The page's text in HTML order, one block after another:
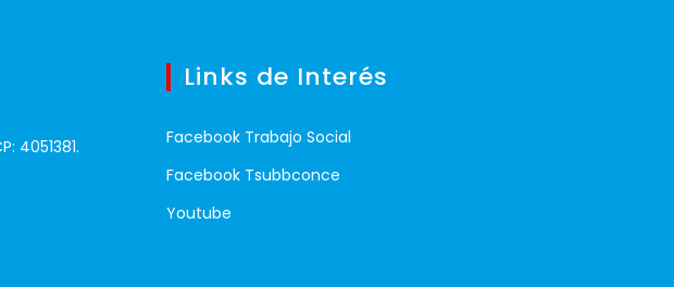
4051381.
Links de Interés
Facebook Trabajo Social
Facebook Tsubbconce
Youtube